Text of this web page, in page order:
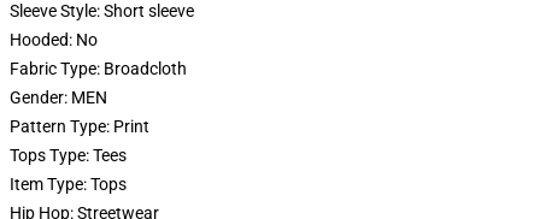
Sleeve Style:Short sleeve
Hooded: No
Fabric Type: Broadcloth
Gender: MEN
Pattern Type: Print
Tops Type:Tees
Item Type:Tops
Hip Hop:Streetwear